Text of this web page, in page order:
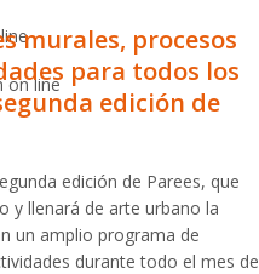
murales, procesos
para todos los
edición de
edición de Parees, que
y llenará de arte urbano la
un amplio programa de
durante todo el mes de
on line